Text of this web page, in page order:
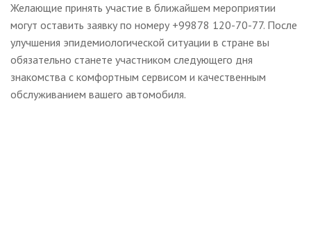
Желающие принять участие в ближайшем мероприятии
могут оставить заявку по номеру +99878 120-70-77. После
улучшения эпидемиологической ситуации в стране вы
обязательно станете участником следующего дня
знакомства с комфортным сервисом и качественным
обслуживанием вашего автомобиля.